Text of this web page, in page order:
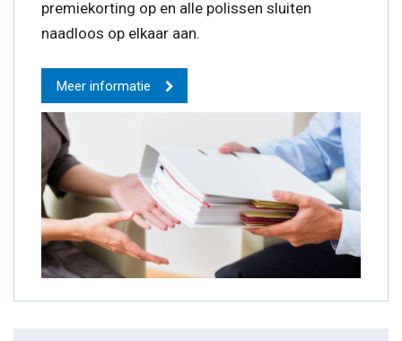
premiekorting op en alle polissen sluiten
naadloos op elkaar aan.
Meer informatie